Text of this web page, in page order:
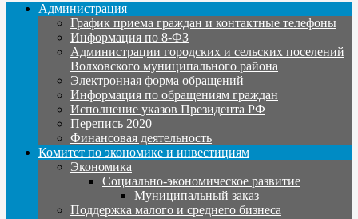
Администрация
График приема граждан и контактные телефоны
Информация по 8-ФЗ
Администрации городских и сельских поселений
Волховского муниципального района
Электронная форма обращений
Информация по обращениям граждан
Исполнение указов Президента РФ
Перепись 2020
Финансовая деятельность
Комитет по экономике и инвестициям
Экономика
Социально-экономическое развитие
Муниципальный заказ
Поддержка малого и среднего бизнеса